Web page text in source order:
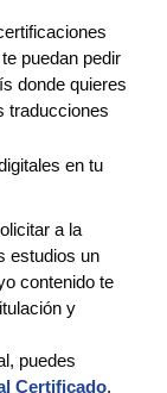
puedan pedir
donde quieres
traducciones
en tu
a la
estudios un
contenido te
y
puedes
Certificado,